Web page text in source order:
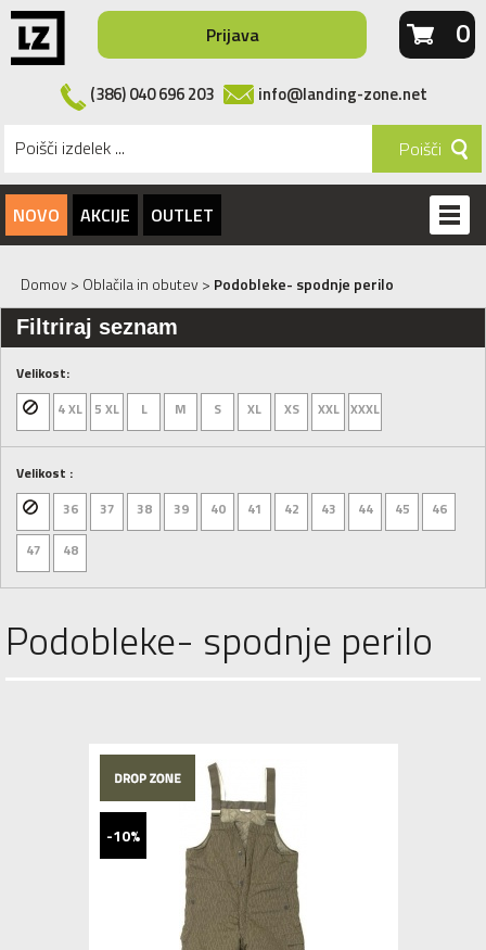
NOVO AKCIJE OUTLET
(386) 040 696 203 info@landing-zone.net
Prijava
Poišči
0
Domov> Oblačila in obutev> Podobleke- spodnje perilo
Filtriraj seznam
Velikost:
4 XL
5 XL L M S XL XS XXL XXXL
Velikost :
36
37 38 39 40 41 42 43 44 45
46
47
48
Podobleke- spodnje perilo
-10%